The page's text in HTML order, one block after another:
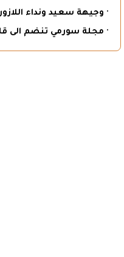
· وجيهة سعيد ونداء
· مجلة سورمي تنضم الى